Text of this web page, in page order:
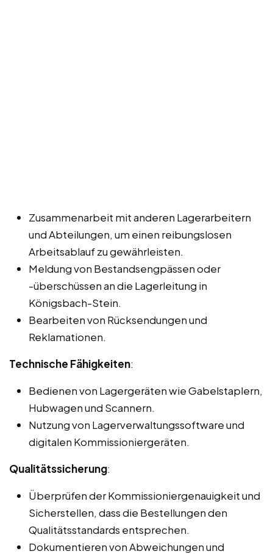
Zusammenarbeit mit anderen Lagerarbeitern
und Abteilungen, um einen reibungslosen
Arbeitsablauf zu gewährleisten.
Meldung von Bestandsengpässen oder
-überschüssen an die Lagerleitung in
Königsbach-Stein.
Bearbeiten von Rücksendungen und
Reklamationen.
Technische Fähigkeiten:
Bedienen von Lagergeräten wie Gabelstaplern,
Hubwagen und Scannern.
Nutzung von Lagerverwaltungssoftware und
digitalen Kommissioniergeräten.
Qualitätssicherung:
Überprüfen der Kommissioniergenauigkeit und
Sicherstellen, dass die Bestellungen den
Qualitätsstandards entsprechen.
Dokumentieren von Abweichungen und